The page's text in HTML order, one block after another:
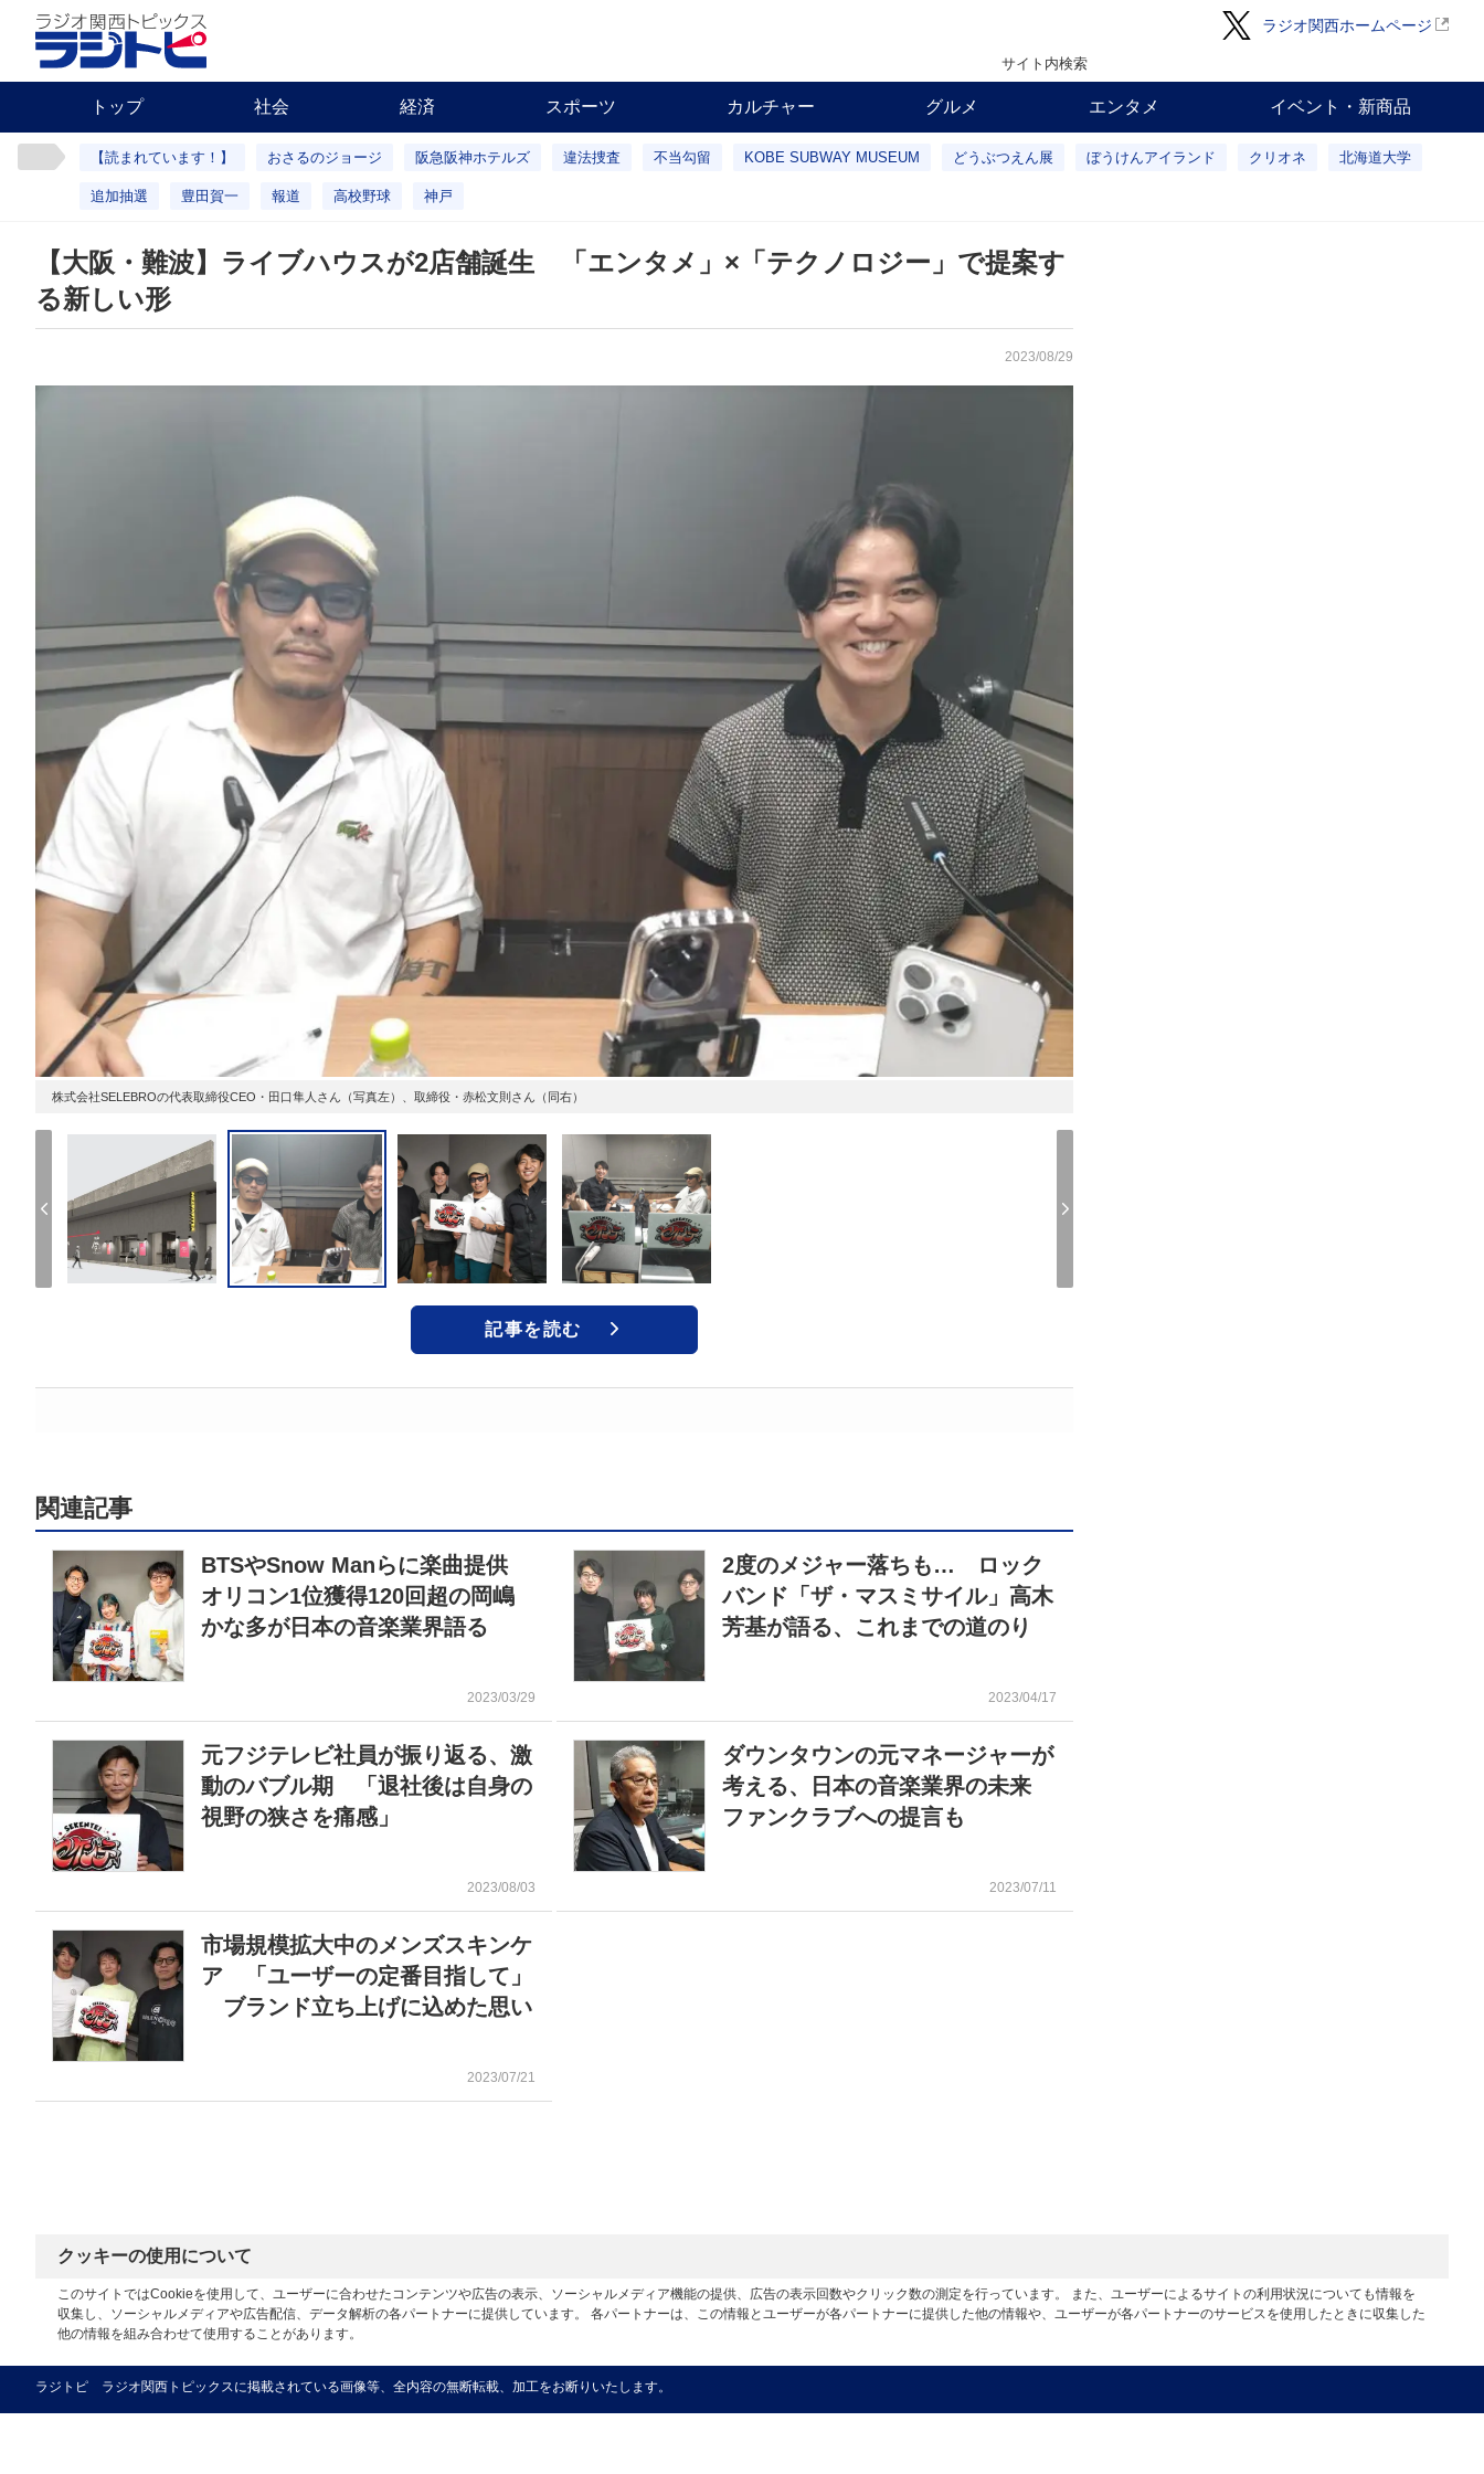
ラジオ関西ホームページ
サイト内検索
トップ 社会 経済 スポーツ カルチャー グルメ エンタメ イベント・新商品
【読まれています！】 おさるのジョージ 阪急阪神ホテルズ 違法捜査 不当勾留 KOBE SUBWAY MUSEUM どうぶつえん展 ぼうけんアイランド クリオネ 北海道大学
追加抽選 豊田賀一 報道 高校野球 神戸
【大阪・難波】ライブハウスが2店舗誕生 「エンタメ」×「テクノロジー」で提案す
る新しい形
2023/08/29
株式会社SELEBROの代表取締役CEO・田口隼人さん（写真左）、取締役・赤松文則さん（同右）
記事を読む
関連記事
BTSやSnow Manらに楽曲提供
オリコン1位獲得120回超の岡嶋
かな多が日本の音楽業界語る
2023/03/29
2度のメジャー落ちも… ロック
バンド「ザ・マスミサイル」高木
芳基が語る、これまでの道のり
2023/04/17
元フジテレビ社員が振り返る、激
動のバブル期 「退社後は自身の
視野の狭さを痛感」
2023/08/03
ダウンタウンの元マネージャーが
考える、日本の音楽業界の未来
ファンクラブへの提言も
2023/07/11
市場規模拡大中のメンズスキンケ
ア 「ユーザーの定番目指して」
ブランド立ち上げに込めた思い
2023/07/21
クッキーの使用について
このサイトではCookieを使用して、ユーザーに合わせたコンテンツや広告の表示、ソーシャルメディア機能の提供、広告の表示回数やクリック数の測定を行っています。 また、ユーザーによるサイトの利用状況についても情報を
収集し、ソーシャルメディアや広告配信、データ解析の各パートナーに提供しています。 各パートナーは、この情報とユーザーが各パートナーに提供した他の情報や、ユーザーが各パートナーのサービスを使用したときに収集した
他の情報を組み合わせて使用することがあります。
ラジトピ ラジオ関西トピックスに掲載されている画像等、全内容の無断転載、加工をお断りいたします。